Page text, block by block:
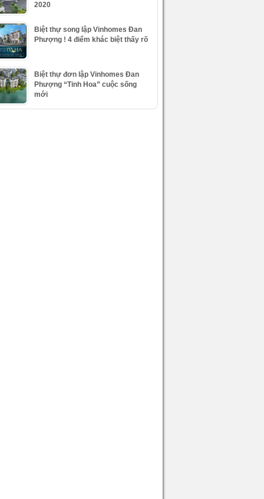
2020
Biệt thự song lập Vinhomes Đan
Phượng ! 4 điểm khác biệt thấy rõ
Biệt thự đơn lập Vinhomes Đan
Phượng “Tinh Hoa” cuộc sống
mới